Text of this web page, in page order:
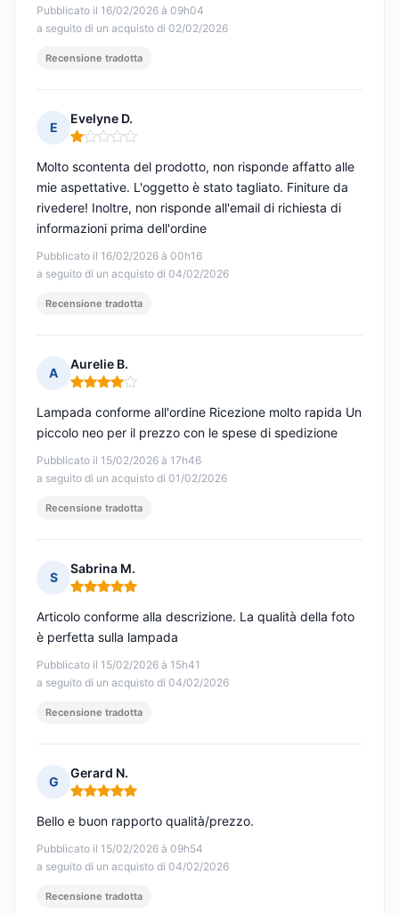
Pubblicato il 16/02/2026 à 09h04
a seguito di un acquisto di 02/02/2026
Recensione tradotta
E
Evelyne D.
Nota: 1 su 5
Pubblicato il 16/02/2026 à 00h16
a seguito di un acquisto di 04/02/2026
Molto scontenta del prodotto, non risponde affatto alle
mie aspettative. L'oggetto è stato tagliato. Finiture da
rivedere! Inoltre, non risponde all'email di richiesta di
informazioni prima dell'ordine
Recensione tradotta
A
Aurelie B.
Nota: 4 su 5
Pubblicato il 15/02/2026 à 17h46
a seguito di un acquisto di 01/02/2026
Lampada conforme all'ordine Ricezione molto rapida Un
piccolo neo per il prezzo con le spese di spedizione
Recensione tradotta
S
Sabrina M.
Nota: 5 su 5
Pubblicato il 15/02/2026 à 15h41
a seguito di un acquisto di 04/02/2026
Articolo conforme alla descrizione. La qualità della foto
è perfetta sulla lampada
Recensione tradotta
G
Gerard N.
Nota: 5 su 5
Pubblicato il 15/02/2026 à 09h54
a seguito di un acquisto di 04/02/2026
Bello e buon rapporto qualità/prezzo.
Recensione tradotta